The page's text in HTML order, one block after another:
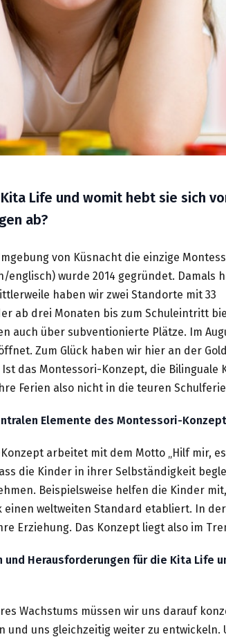
Life und womit hebt sie sich
ab?
von Küsnacht die einzige
englisch) wurde 2014 gegründet. Damals
haben wir zwei Standorte mit 33
ab drei Monaten bis zum Schuleintritt
auch über subventionierte Plätze. Im
Zum Glück haben wir hier an der
das Montessori-Konzept, die Bilinguale
Ferien also nicht in die teuren
Elemente des Montessori-
arbeitet mit dem Motto „Hilf mir,
die Kinder in ihrer Selbständigkeit
Beispielsweise helfen die Kinder
weltweiten Standard etabliert. In
Erziehung. Das Konzept liegt also im
und Herausforderungen für die Kita Life
Wachstums müssen wir uns darauf
und uns gleichzeitig weiter zu entwickeln.